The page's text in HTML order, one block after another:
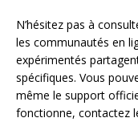
N’hésitez pas à
les communautés en
expérimentés
spécifiques. Vous
même le support
fonctionne, contactez